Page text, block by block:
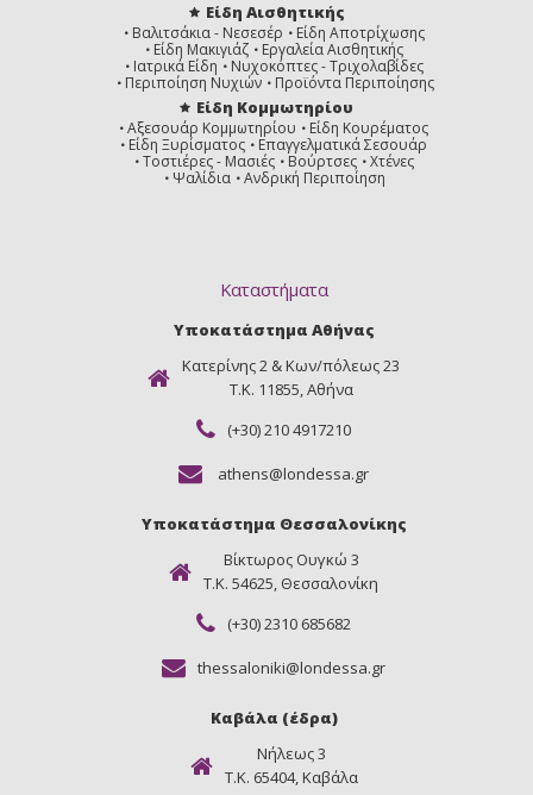
Είδη Αισθητικής
Βαλιτσάκια - Νεσεσέρ
Είδη Αποτρίχωσης
Είδη Μακιγιάζ
Εργαλεία Αισθητικής
Ιατρικά Είδη
Νυχοκόπτες - Τριχολαβίδες
Περιποίηση Νυχιών
Προϊόντα Περιποίησης
Είδη Κομμωτηρίου
Αξεσουάρ Κομμωτηρίου
Είδη Κουρέματος
Είδη Ξυρίσματος
Επαγγελματικά Σεσουάρ
Τοστιέρες - Μασιές
Βούρτσες
Χτένες
Ψαλίδια
Ανδρική Περιποίηση
Καταστήματα
Υποκατάστημα Αθήνας
Κατερίνης 2 & Κων/πόλεως 23
Τ.Κ. 11855, Αθήνα
(+30) 210 4917210
athens@londessa.gr
Υποκατάστημα Θεσσαλονίκης
Βίκτωρος Ουγκώ 3
Τ.Κ. 54625, Θεσσαλονίκη
(+30) 2310 685682
thessaloniki@londessa.gr
Καβάλα (έδρα)
Νήλεως 3
Τ.Κ. 65404, Καβάλα